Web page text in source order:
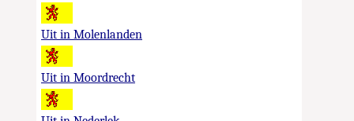
Uit in Molenlanden
Uit in Moordrecht